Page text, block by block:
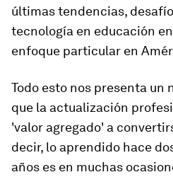
últimas tendencias,
tecnología en educación
enfoque particular en
Todo esto nos presenta un
que la actualización
'valor agregado' a
decir, lo aprendido hace
años es en muchas